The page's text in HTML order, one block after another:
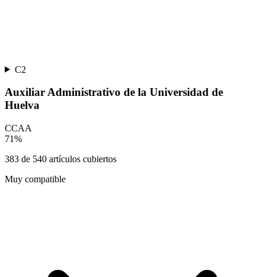
C2
Auxiliar Administrativo de la Universidad de
Huelva
CCAA
71%
383 de 540 artículos cubiertos
Muy compatible